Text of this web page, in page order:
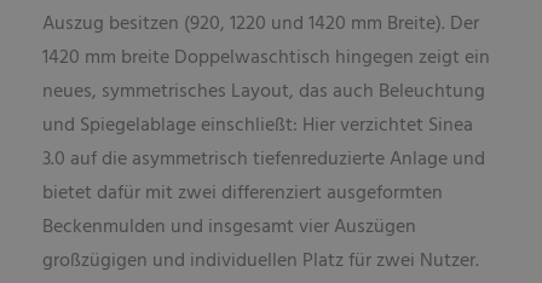
Auszug besitzen (920, 1220 und 1420 mm Breite). Der
1420 mm breite Doppelwaschtisch hingegen zeigt ein
neues, symmetrisches Layout, das auch Beleuchtung
und Spiegelablage einschließt: Hier verzichtet Sinea
3.0 auf die asymmetrisch tiefenreduzierte Anlage und
bietet dafür mit zwei differenziert ausgeformten
Beckenmulden und insgesamt vier Auszügen
großzügigen und individuellen Platz für zwei Nutzer.